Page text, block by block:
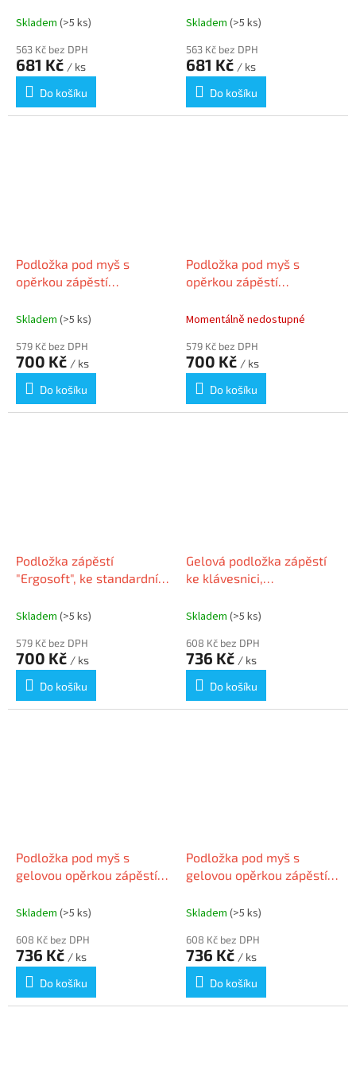
výplň, KENSINGTON
Skladem (>5 ks)
563 Kč bez DPH
681 Kč / ks
Do košíku
výplň, KENSINGTON
Skladem (>5 ks)
563 Kč bez DPH
681 Kč / ks
Do košíku
Podložka pod myš s
opěrkou zápěstí
výplň, KENSINGTON
Skladem (>5 ks)
579 Kč bez DPH
700 Kč / ks
Do košíku
Podložka pod myš s
opěrkou zápěstí
gelová výplň, KENSINGTON
Momentálně nedostupné
579 Kč bez DPH
700 Kč / ks
Do košíku
Podložka zápěstí
"Ergosoft", ke standardní
KENSINGTON
Skladem (>5 ks)
579 Kč bez DPH
700 Kč / ks
Do košíku
Gelová podložka zápěstí
ke klávesnici,
černá/modrá
Skladem (>5 ks)
608 Kč bez DPH
736 Kč / ks
Do košíku
Podložka pod myš s
gelovou opěrkou zápěstí,
černá/modrá
Skladem (>5 ks)
608 Kč bez DPH
736 Kč / ks
Do košíku
Podložka pod myš s
gelovou opěrkou zápěstí,
červená/černá
Skladem (>5 ks)
608 Kč bez DPH
736 Kč / ks
Do košíku